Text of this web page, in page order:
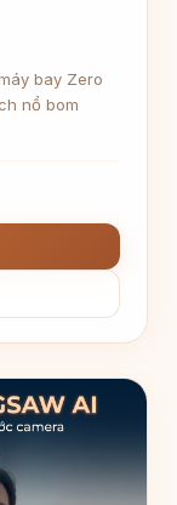
bay Zero
nổ bom